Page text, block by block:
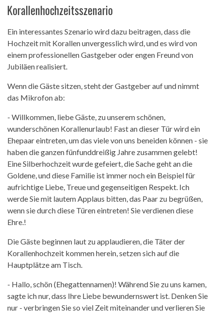
Korallenhochzeitsszenario
Ein interessantes Szenario wird dazu beitragen, dass die
Hochzeit mit Korallen unvergesslich wird, und es wird von
einem professionellen Gastgeber oder engen Freund von
Jubiläen realisiert.
Wenn die Gäste sitzen, steht der Gastgeber auf und nimmt
das Mikrofon ab:
- Willkommen, liebe Gäste, zu unserem schönen,
wunderschönen Korallenurlaub! Fast an dieser Tür wird ein
Ehepaar eintreten, um das viele von uns beneiden können - sie
haben die ganzen fünfunddreißig Jahre zusammen gelebt!
Eine Silberhochzeit wurde gefeiert, die Sache geht an die
Goldene, und diese Familie ist immer noch ein Beispiel für
aufrichtige Liebe, Treue und gegenseitigen Respekt. Ich
werde Sie mit lautem Applaus bitten, das Paar zu begrüßen,
wenn sie durch diese Türen eintreten! Sie verdienen diese
Ehre.!
Die Gäste beginnen laut zu applaudieren, die Täter der
Korallenhochzeit kommen herein, setzen sich auf die
Hauptplätze am Tisch.
- Hallo, schön (Ehegattennamen)! Während Sie zu uns kamen,
sagte ich nur, dass Ihre Liebe bewundernswert ist. Denken Sie
nur - verbringen Sie so viel Zeit miteinander und verlieren Sie